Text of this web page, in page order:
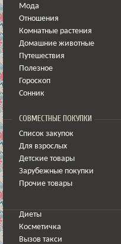
Мода
Отношения
Комнатные растения
Домашние животные
Путешествия
Полезное
Гороскоп
Сонник
СОВМЕСТНЫЕ ПОКУПКИ
Список закупок
Для взрослых
Детские товары
Зарубежные покупки
Прочие товары
Диеты
Косметичка
Вызов такси